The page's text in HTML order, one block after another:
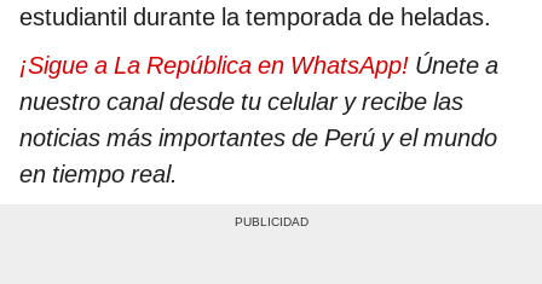
estudiantil durante la temporada de heladas.
¡Sigue a La República en WhatsApp! Únete a
nuestro canal desde tu celular y recibe las
noticias más importantes de Perú y el mundo
en tiempo real.